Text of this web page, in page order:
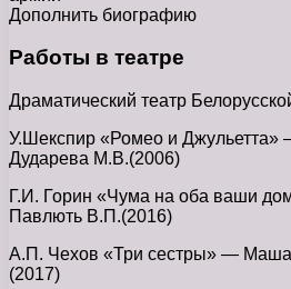
Дополнить биографию
Работы в театре
Драматический театр
У.Шекспир «Ромео и Джульетта»
Дударева М.В.(2006)
Г.И. Горин «Чума на оба ваши
Павлють В.П.(2016)
А.П. Чехов «Три сестры» —
(2017)